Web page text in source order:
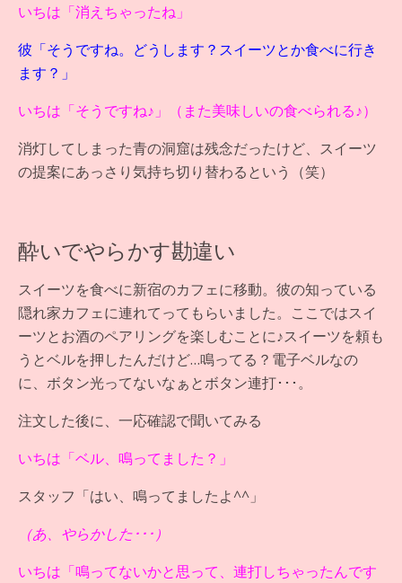
いちは「消えちゃったね」
彼「そうですね。どうします？スイーツとか食べに行き
ます？」
いちは「そうですね♪」（また美味しいの食べられる♪）
消灯してしまった青の洞窟は残念だったけど、スイーツ
の提案にあっさり気持ち切り替わるという（笑）
酔いでやらかす勘違い
スイーツを食べに新宿のカフェに移動。彼の知っている
隠れ家カフェに連れてってもらいました。ここではスイ
ーツとお酒のペアリングを楽しむことに♪スイーツを頼も
うとベルを押したんだけど…鳴ってる？電子ベルなの
に、ボタン光ってないなぁとボタン連打･･･。
注文した後に、一応確認で聞いてみる
いちは「ベル、鳴ってました？」
スタッフ「はい、鳴ってましたよ^^」
（あ、やらかした･･･）
いちは「鳴ってないかと思って、連打しちゃったんです